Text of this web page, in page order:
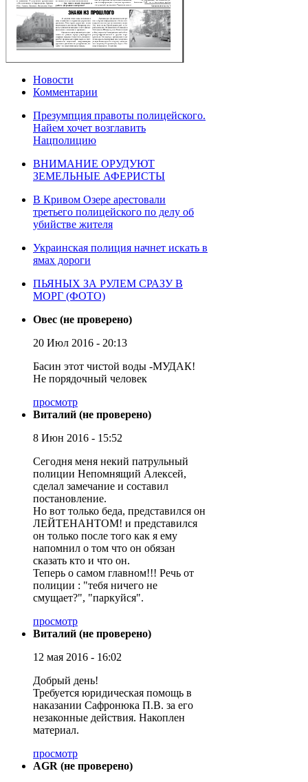
Новости
Комментарии
Презумпция правоты полицейского.
Найем хочет возглавить
Нацполицию
ВНИМАНИЕ ОРУДУЮТ
ЗЕМЕЛЬНЫЕ АФЕРИСТЫ
В Кривом Озере арестовали
третьего полицейского по делу об
убийстве жителя
Украинская полиция начнет искать в
ямах дороги
ПЬЯНЫХ ЗА РУЛЕМ СРАЗУ В
МОРГ (ФОТО)
Овес (не проверено)
20 Июл 2016 - 20:13
Басин этот чистой воды -МУДАК!
Не порядочный человек
просмотр
Виталий (не проверено)
8 Июн 2016 - 15:52
Сегодня меня некий патрульный
полиции Непомнящий Алексей,
сделал замечание и составил
постановление.
Но вот только беда, представился он
ЛЕЙТЕНАНТОМ! и представился
он только после того как я ему
напомнил о том что он обязан
сказать кто и что он.
Теперь о самом главном!!! Речь от
полиции : "тебя ничего не
смущает?", "паркуйся".
просмотр
Виталий (не проверено)
12 мая 2016 - 16:02
Добрый день!
Требуется юридическая помощь в
наказании Сафронюка П.В. за его
незаконные действия. Накоплен
материал.
просмотр
AGR (не проверено)